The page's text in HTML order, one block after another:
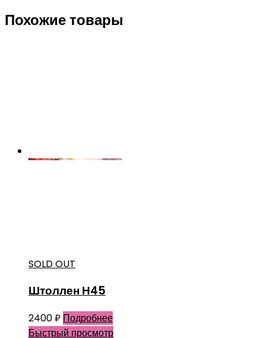
Похожие товары
SOLD OUT
Штоллен Н45
2400₽ Подробнее
Быстрый просмотр